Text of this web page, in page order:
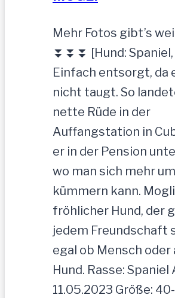
Mehr Fotos gibt’s
⏬⏬⏬ [Hund:
Einfach entsorgt, da
nicht taugt. So
nette Rüde in der
Auffangstation in
er in der Pension
wo man sich mehr
kümmern kann.
fröhlicher Hund, der
jedem Freundschaft
egal ob Mensch oder
Hund. Rasse: Spaniel
11.05.2023 Größe: